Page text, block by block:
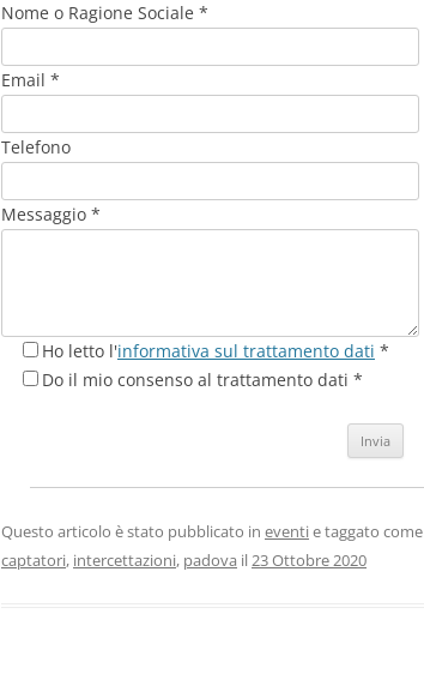
Nome o Ragione Sociale *
Email *
Telefono
Messaggio *
Ho letto l'informativa sul trattamento dati *
Do il mio consenso al trattamento dati *
Questo articolo è stato pubblicato in eventie taggato come
captatori, intercettazioni, padova il23 Ottobre 2020